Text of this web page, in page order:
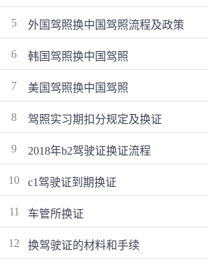
5 外国驾照换中国驾照流程及政策
6 韩国驾照换中国驾照
7 美国驾照换中国驾照
8 驾照实习期扣分规定及换证
9 2018年b2驾驶证换证流程
10 c1驾驶证到期换证
11 车管所换证
12 换驾驶证的材料和手续